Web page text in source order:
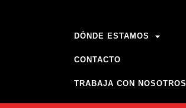
DÓNDE ESTAMOS
CONTACTO
TRABAJA CON NOSOTROS